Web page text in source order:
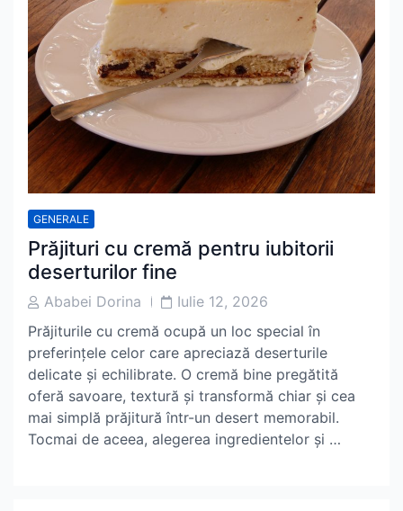
GENERALE
Prăjituri cu cremă pentru iubitorii
deserturilor fine
PostAbabei Dorina
PostIulie 12, 2026
Prăjiturile cu cremă ocupă un loc special în
preferințele celor care apreciază deserturile
delicate și echilibrate. O cremă bine pregătită
oferă savoare, textură și transformă chiar și cea
mai simplă prăjitură într-un desert memorabil.
Tocmai de aceea, alegerea ingredientelor și …